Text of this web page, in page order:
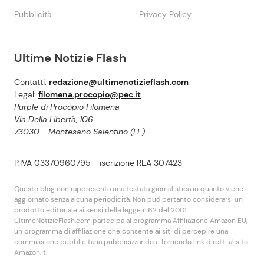
Ultime Notizie Flash
Contatti: redazione@ultimenotizieflash.com
Legal: filomena.procopio@pec.it
Purple di Procopio Filomena
Via Della Libertà, 106
73030 - Montesano Salentino (LE)
P.IVA 03370960795 - iscrizione REA 307423
Questo blog non rappresenta una testata giornalistica in quanto viene
aggiornato senza alcuna periodicità. Non puó pertanto considerarsi un
prodotto editoriale ai sensi della legge n.62 del 2001.
UltimeNotizieFlash.com partecipa al programma Affiliazione Amazon EU,
un programma di affiliazione che consente ai siti di percepire una
commissione pubblicitaria pubblicizzando e fornendo link diretti al sito
Amazon.it.
Pubblicità Privacy Policy